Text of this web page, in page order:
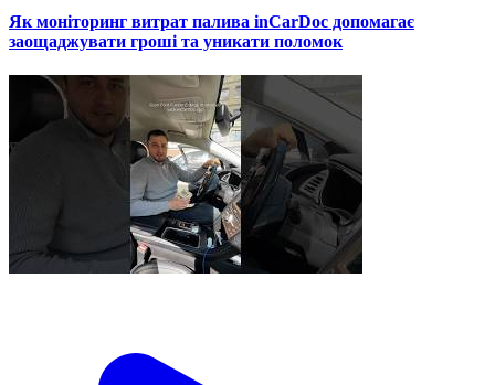
Як моніторинг витрат палива inCarDoc допомагає
заощаджувати гроші та уникати поломок